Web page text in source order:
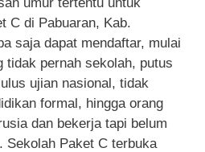
C di Pabuaran, Kab.
saja dapat mendaftar, mulai
tidak pernah sekolah, putus
ujian nasional, tidak
formal, hingga orang
dan bekerja tapi belum
Sekolah Paket C terbuka